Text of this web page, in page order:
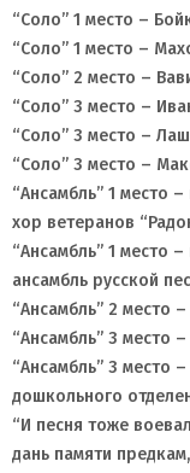
“Соло” 1 место –
“Соло” 1 место –
“Соло” 2 место –
“Соло” 3 место –
“Соло” 3 место –
“Соло” 3 место –
“Ансамбль” 1 место
хор ветеранов
“Ансамбль” 1 место
ансамбль русской
“Ансамбль” 2 место
“Ансамбль” 3 место
“Ансамбль” 3 место
дошкольного
“И песня тоже
дань памяти